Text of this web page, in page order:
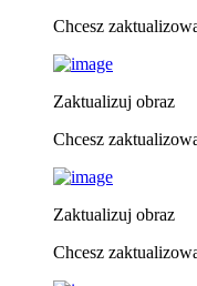
Chcesz
Zaktualizuj obraz
Chcesz
Zaktualizuj obraz
Chcesz